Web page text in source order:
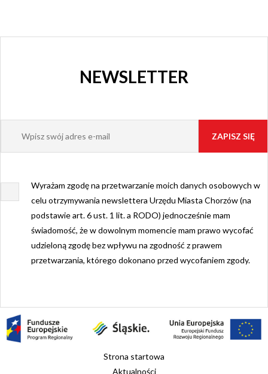
NEWSLETTER
Wyrażam zgodę na przetwarzanie moich danych osobowych w
celu otrzymywania newslettera Urzędu Miasta Chorzów (na
podstawie art. 6 ust. 1 lit. a RODO) jednocześnie mam
świadomość, że w dowolnym momencie mam prawo wycofać
udzieloną zgodę bez wpływu na zgodność z prawem
przetwarzania, którego dokonano przed wycofaniem zgody.
Strona startowa
Aktualności